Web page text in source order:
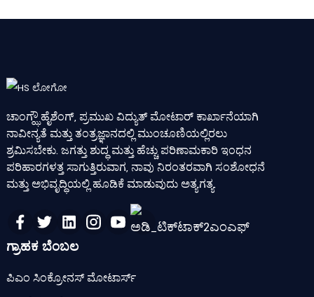
ಚಾಂಗ್ಝೌ ಹೈಶೆಂಗ್, ಪ್ರಮುಖ ವಿದ್ಯುತ್ ಮೋಟಾರ್ ಕಾರ್ಖಾನೆಯಾಗಿ
ನಾವೀನ್ಯತೆ ಮತ್ತು ತಂತ್ರಜ್ಞಾನದಲ್ಲಿ ಮುಂಚೂಣಿಯಲ್ಲಿರಲು
ಶ್ರಮಿಸಬೇಕು. ಜಗತ್ತು ಶುದ್ಧ ಮತ್ತು ಹೆಚ್ಚು ಪರಿಣಾಮಕಾರಿ ಇಂಧನ
ಪರಿಹಾರಗಳತ್ತ ಸಾಗುತ್ತಿರುವಾಗ, ನಾವು ನಿರಂತರವಾಗಿ ಸಂಶೋಧನೆ
ಮತ್ತು ಅಭಿವೃದ್ಧಿಯಲ್ಲಿ ಹೂಡಿಕೆ ಮಾಡುವುದು ಅತ್ಯಗತ್ಯ.
ಗ್ರಾಹಕ ಬೆಂಬಲ
ಪಿಎಂ ಸಿಂಕ್ರೋನಸ್ ಮೋಟಾರ್ಸ್